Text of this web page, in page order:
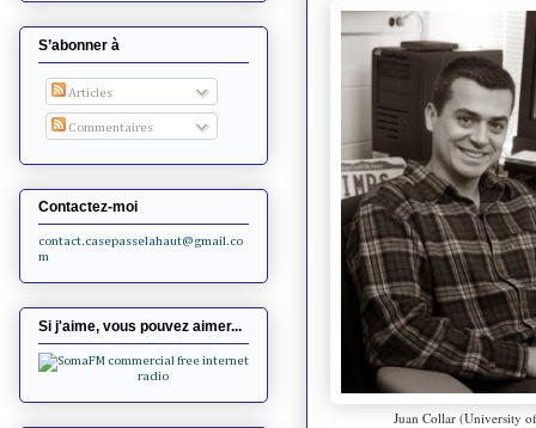
Juan Collar (University
S’abonner à
Articles
Commentaires
Contactez-moi
contact.casepasselahaut@gmail.co
m
Si j'aime, vous pouvez aimer...